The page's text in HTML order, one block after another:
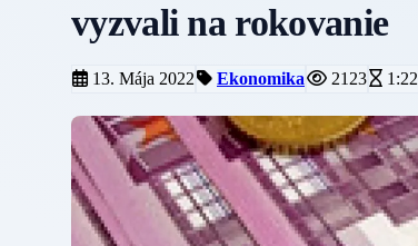
vyzvali na rokovanie
13. Mája 2022 Ekonomika 2123 1:22